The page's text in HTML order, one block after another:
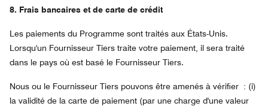
8. Frais bancaires et de carte de crédit
Les paiements du Programme sont traités aux États-Unis.
Lorsqu'un Fournisseur Tiers traite votre paiement, il sera traité
dans le pays où est basé le Fournisseur Tiers.
Nous ou le Fournisseur Tiers pouvons être amenés à vérifier : (i)
la validité de la carte de paiement (par une charge d'une valeur